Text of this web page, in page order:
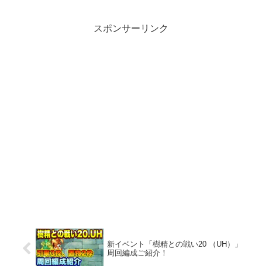
スポンサーリンク
新イベント「樹精との戦い20 （UH）」
周回編成ご紹介！